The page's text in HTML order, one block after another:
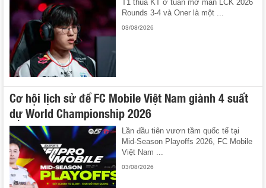
T1 thua KT ở tuần mở màn LCK 2026
Rounds 3-4 và Oner là một ...
03/08/2026
Cơ hội lịch sử để FC Mobile Việt Nam giành 4 suất
dự World Championship 2026
Lần đầu tiên vươn tầm quốc tế tại
Mid-Season Playoffs 2026, FC Mobile
Việt Nam ...
03/08/2026